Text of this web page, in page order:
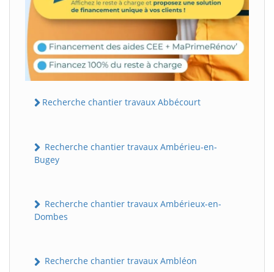
Recherche chantier travaux Abbécourt
Recherche chantier travaux Ambérieu-en-
Bugey
Recherche chantier travaux Ambérieux-en-
Dombes
Recherche chantier travaux Ambléon